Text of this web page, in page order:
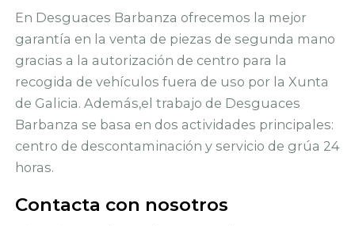
En Desguaces Barbanza ofrecemos la mejor
garantía en la venta de piezas de segunda mano
gracias a la autorización de centro para la
recogida de vehículos fuera de uso por la Xunta
de Galicia. Además,el trabajo de Desguaces
Barbanza se basa en dos actividades principales:
centro de descontaminación y servicio de grúa 24
horas.
Contacta con nosotros